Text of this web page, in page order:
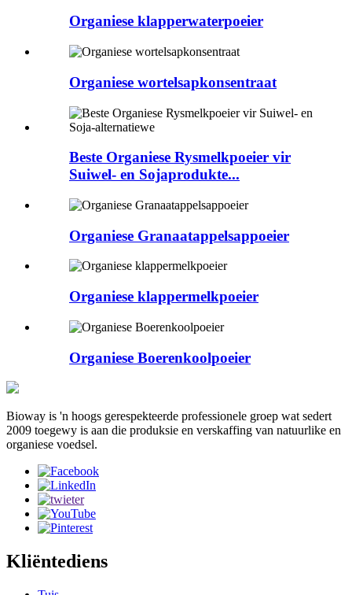
Organiese klapperwaterpoeier
Organiese wortelsapkonsentraat
Beste Organiese Rysmelkpoeier vir
Suiwel- en Sojaprodukte...
Organiese Granaatappelsappoeier
Organiese klappermelkpoeier
Organiese Boerenkoolpoeier
Bioway is 'n hoogs gerespekteerde professionele groep wat sedert
2009 toegewy is aan die produksie en verskaffing van natuurlike en
organiese voedsel.
Kliëntediens